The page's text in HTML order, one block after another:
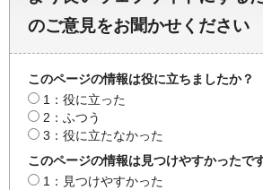
のご意見をお聞かせください
このページの情報は役に立ちましたか？
1：役に立った
2：ふつう
3：役に立たなかった
このページの情報は見つけやすかったで
1：見つけやすかった